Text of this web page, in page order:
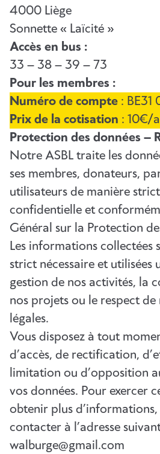
4000 Liège
Sonnette « Laïcité »
Accès en bus :
33 – 38 – 39 – 73
Pour les membres :
Numéro de compte :
Prix de la cotisation : 10€/
Protection des données –
Notre ASBL traite les
ses membres, donateurs,
utilisateurs de manière
confidentielle et
Général sur la Protection
Les informations collectées
strict nécessaire et utilisées
gestion de nos activités, la
nos projets ou le respect
légales.
Vous disposez à tout
d’accès, de rectification,
limitation ou d’opposition
vos données. Pour exercer
obtenir plus
contacter à l’adresse
walburge@gmail.com